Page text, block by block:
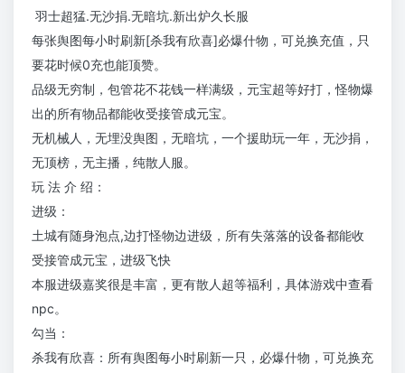
羽士超猛.无沙捐.无暗坑.新出炉久长服
每张舆图每小时刷新[杀我有欣喜]必爆什物，可兑换充值，只
要花时候0充也能顶赞。
品级无穷制，包管花不花钱一样满级，元宝超等好打，怪物爆
出的所有物品都能收受接管成元宝。
无机械人，无埋没舆图，无暗坑，一个援助玩一年，无沙捐，
无顶榜，无主播，纯散人服。
玩 法 介 绍：
进级：
土城有随身泡点,边打怪物边进级，所有失落落的设备都能收
受接管成元宝，进级飞快
本服进级嘉奖很是丰富，更有散人超等福利，具体游戏中查看
npc。
勾当：
杀我有欣喜：所有舆图每小时刷新一只，必爆什物，可兑换充